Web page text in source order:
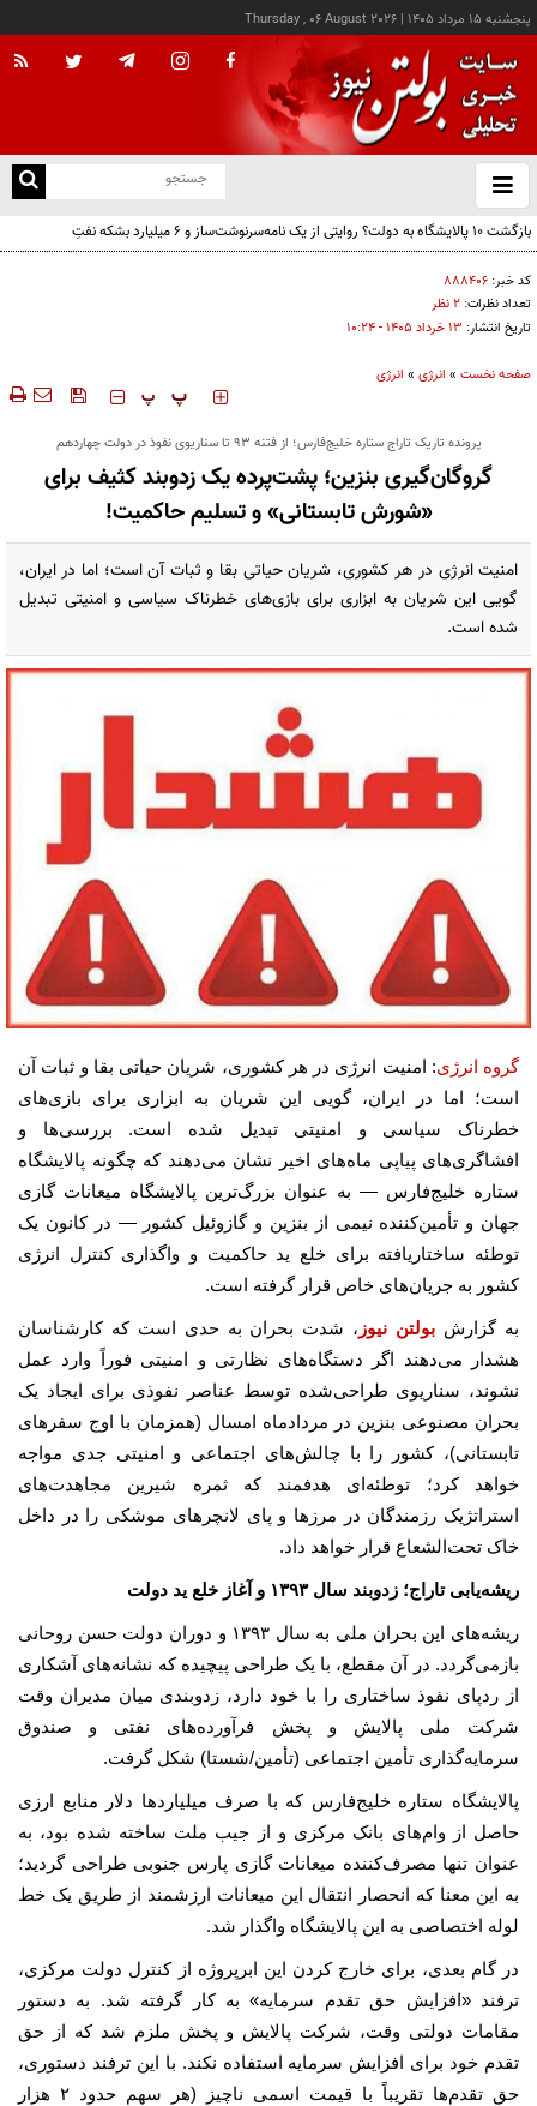
پنجشنبه ۱۵ مرداد ۱۴۰۵ |
Thursday , 06 August 2026
باز
و
بازگشت ۱۰ پالایشگاه به دولت؟ روایتی از یک نامه‌سرنوشت‌ساز و ۶ میلیارد بشکه نفتِ
بدون‌حساب
کد خبر: ۸۸۸۴۰۶
تعداد نظرات: ۲ نظر
تاریخ انتشار: ۱۳ خرداد ۱۴۰۵ - ۱۰:۲۴
صفحه نخست » انرژی » انرژی
‍‍‍ پ پ
پرونده تاریک تاراج ستاره خلیج‌فارس؛ از فتنه ۹۳ تا سناریوی نفوذ در دولت چهاردهم
گروگان‌گیری بنزین؛ پشت‌پرده یک زدوبند کثیف برای
«شورش تابستانی» و تسلیم حاکمیت!
امنیت انرژی در هر کشوری، شریان حیاتی بقا و ثبات آن است؛ اما در ایران،
گویی این شریان به ابزاری برای بازی‌های خطرناک سیاسی و امنیتی تبدیل
شده است.
گروه انرژی: امنیت انرژی در هر کشوری، شریان حیاتی بقا و ثبات آن
است؛ اما در ایران، گویی این شریان به ابزاری برای بازی‌های
خطرناک سیاسی و امنیتی تبدیل شده است. بررسی‌ها و
افشاگری‌های پیاپی ماه‌های اخیر نشان می‌دهند که چگونه پالایشگاه
ستاره خلیج‌فارس — به عنوان بزرگ‌ترین پالایشگاه میعانات گازی
جهان و تأمین‌کننده نیمی از بنزین و گازوئیل کشور — در کانون یک
توطئه ساختاریافته برای خلع ید حاکمیت و واگذاری کنترل انرژی
کشور به جریان‌های خاص قرار گرفته است.
به گزارش بولتن نیوز ، شدت بحران به حدی است که کارشناسان
هشدار می‌دهند اگر دستگاه‌های نظارتی و امنیتی فوراً وارد عمل
نشوند، سناریوی طراحی‌شده توسط عناصر نفوذی برای ایجاد یک
بحران مصنوعی بنزین در مردادماه امسال (همزمان با اوج سفرهای
تابستانی)، کشور را با چالش‌های اجتماعی و امنیتی جدی مواجه
خواهد کرد؛ توطئه‌ای هدفمند که ثمره شیرین مجاهدت‌های
استراتژیک رزمندگان در مرزها و پای لانچرهای موشکی را در داخل
خاک تحت‌الشعاع قرار خواهد داد.
ریشه‌یابی تاراج؛ زدوبند سال ۱۳۹۳ و آغاز خلع ید دولت
ریشه‌های این بحران ملی به سال ۱۳۹۳ و دوران دولت حسن روحانی
بازمی‌گردد. در آن مقطع، با یک طراحی پیچیده که نشانه‌های آشکاری
از ردپای نفوذ ساختاری را با خود دارد، زدوبندی میان مدیران وقت
شرکت ملی پالایش و پخش فرآورده‌های نفتی و صندوق
سرمایه‌گذاری تأمین اجتماعی (تأمین/شستا) شکل گرفت.
پالایشگاه ستاره خلیج‌فارس که با صرف میلیاردها دلار منابع ارزی
حاصل از وام‌های بانک مرکزی و از جیب ملت ساخته شده بود، به
عنوان تنها مصرف‌کننده میعانات گازی پارس جنوبی طراحی گردید؛
به این معنا که انحصار انتقال این میعانات ارزشمند از طریق یک خط
لوله اختصاصی به این پالایشگاه واگذار شد.
در گام بعدی، برای خارج کردن این ابرپروژه از کنترل دولت مرکزی،
ترفند «افزایش حق تقدم سرمایه» به کار گرفته شد. به دستور
مقامات دولتی وقت، شرکت پالایش و پخش ملزم شد که از حق
تقدم خود برای افزایش سرمایه استفاده نکند. با این ترفند دستوری،
حق تقدم‌ها تقریباً با قیمت اسمی ناچیز (هر سهم حدود ۲ هزار